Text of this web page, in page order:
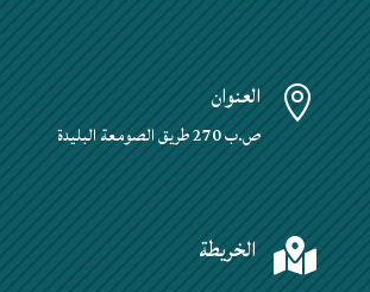
 العنوان
ص.ب 270 طريق الصومعة البليدة
 الخريطة